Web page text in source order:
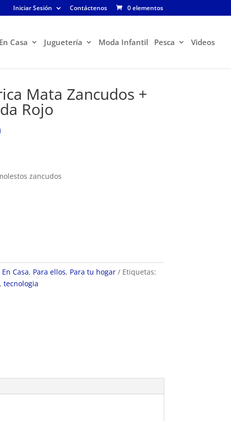
Iniciar Sesión Contáctenos 0 elementos
En Casa Juguetería Moda Infantil Pesca Videos
Mata Zancudos +
Rojo
$19.900.
zancudos
En Casa, Para ellos, Para tu hogar
Etiquetas:
,tecnologia